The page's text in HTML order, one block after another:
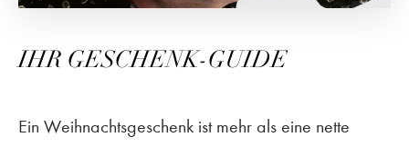
IHR GESCHENK-GUIDE
Ein Weihnachtsgeschenk ist mehr als eine nette